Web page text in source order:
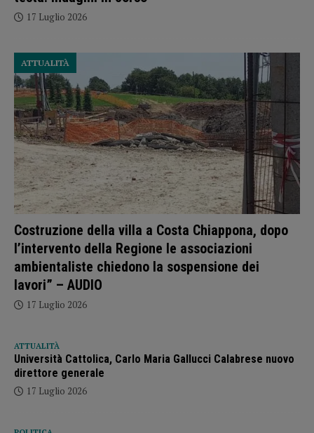
17 Luglio 2026
Costruzione della villa a Costa Chiappona, dopo
l’intervento della Regione le associazioni
ambientaliste chiedono la sospensione dei
lavori” – AUDIO
ATTUALITÀ
17 Luglio 2026
ATTUALITÀ
Università Cattolica, Carlo Maria Gallucci Calabrese nuovo
direttore generale
17 Luglio 2026